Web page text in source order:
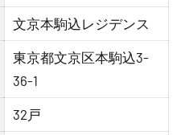
文京本駒込レジデンス
東京都文京区本駒込3-
36-1
32戸